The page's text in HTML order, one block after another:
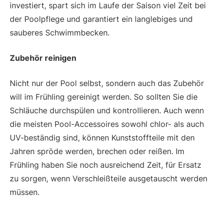
investiert, spart sich im Laufe der Saison viel Zeit bei
der Poolpflege und garantiert ein langlebiges und
sauberes Schwimmbecken.
Zubehör reinigen
Nicht nur der Pool selbst, sondern auch das Zubehör
will im Frühling gereinigt werden. So sollten Sie die
Schläuche durchspülen und kontrollieren. Auch wenn
die meisten Pool-Accessoires sowohl chlor- als auch
UV-beständig sind, können Kunststoffteile mit den
Jahren spröde werden, brechen oder reißen. Im
Frühling haben Sie noch ausreichend Zeit, für Ersatz
zu sorgen, wenn Verschleißteile ausgetauscht werden
müssen.